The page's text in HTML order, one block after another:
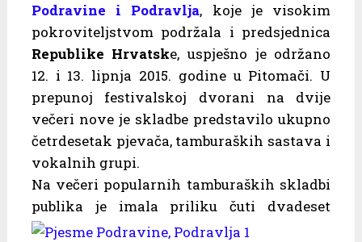
Podravine i Podravlja, koje je visokim
pokroviteljstvom podržala i predsjednica
Republike Hrvatske, uspješno je održano
12. i 13. lipnja 2015. godine u Pitomači. U
prepunoj festivalskoj dvorani na dvije
večeri nove je skladbe predstavilo ukupno
četrdesetak pjevača, tamburaških sastava i
vokalnih grupi.
Na večeri popularnih tamburaških skladbi
publika je imala priliku čuti dvadeset